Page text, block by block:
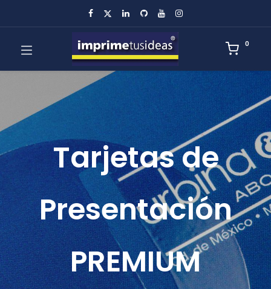
0
Tarjetas de
Presentación
PREMIUM